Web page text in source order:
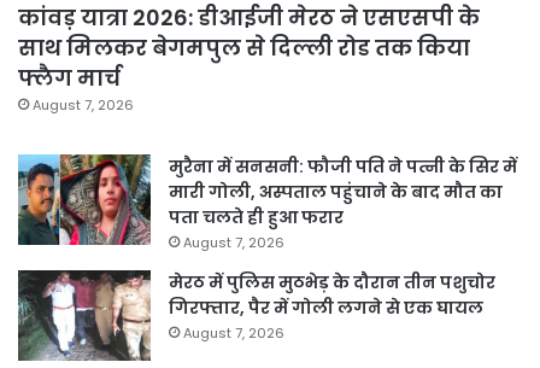
कांवड़ यात्रा 2026: डीआईजी मेरठ ने एसएसपी के
साथ मिलकर बेगमपुल से दिल्ली रोड तक किया
फ्लैग मार्च
August 7, 2026
मुरैना में सनसनी: फौजी पति ने पत्नी के सिर में
मारी गोली, अस्पताल पहुंचाने के बाद मौत का
पता चलते ही हुआ फरार
August 7, 2026
मेरठ में पुलिस मुठभेड़ के दौरान तीन पशुचोर
गिरफ्तार, पैर में गोली लगने से एक घायल
August 7, 2026